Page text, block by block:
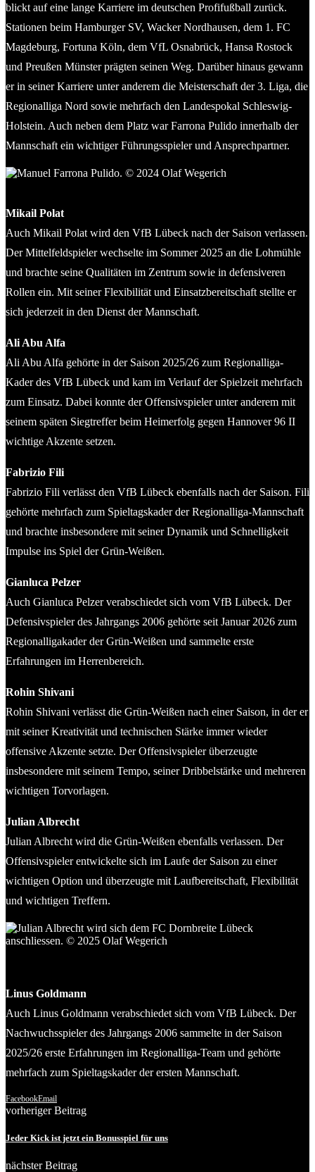
blickt auf eine lange Karriere im deutschen Profifußball zurück.
Stationen beim Hamburger SV, Wacker Nordhausen, dem 1. FC
Magdeburg, Fortuna Köln, dem VfL Osnabrück, Hansa Rostock
und Preußen Münster prägten seinen Weg. Darüber hinaus gewann
er in seiner Karriere unter anderem die Meisterschaft der 3. Liga, die
Regionalliga Nord sowie mehrfach den Landespokal Schleswig-
Holstein. Auch neben dem Platz war Farrona Pulido innerhalb der
Mannschaft ein wichtiger Führungsspieler und Ansprechpartner.
Mikail Polat
Auch Mikail Polat wird den VfB Lübeck nach der Saison verlassen.
Der Mittelfeldspieler wechselte im Sommer 2025 an die Lohmühle
und brachte seine Qualitäten im Zentrum sowie in defensiveren
Rollen ein. Mit seiner Flexibilität und Einsatzbereitschaft stellte er
sich jederzeit in den Dienst der Mannschaft.
Ali Abu Alfa
Ali Abu Alfa gehörte in der Saison 2025/26 zum Regionalliga-
Kader des VfB Lübeck und kam im Verlauf der Spielzeit mehrfach
zum Einsatz. Dabei konnte der Offensivspieler unter anderem mit
seinem späten Siegtreffer beim Heimerfolg gegen Hannover 96 II
wichtige Akzente setzen.
Fabrizio Fili
Fabrizio Fili verlässt den VfB Lübeck ebenfalls nach der Saison. Fili
gehörte mehrfach zum Spieltagskader der Regionalliga-Mannschaft
und brachte insbesondere mit seiner Dynamik und Schnelligkeit
Impulse ins Spiel der Grün-Weißen.
Gianluca Pelzer
Auch Gianluca Pelzer verabschiedet sich vom VfB Lübeck. Der
Defensivspieler des Jahrgangs 2006 gehörte seit Januar 2026 zum
Regionalligakader der Grün-Weißen und sammelte erste
Erfahrungen im Herrenbereich.
Rohin Shivani
Rohin Shivani verlässt die Grün-Weißen nach einer Saison, in der er
mit seiner Kreativität und technischen Stärke immer wieder
offensive Akzente setzte. Der Offensivspieler überzeugte
insbesondere mit seinem Tempo, seiner Dribbelstärke und mehreren
wichtigen Torvorlagen.
Julian Albrecht
Julian Albrecht wird die Grün-Weißen ebenfalls verlassen. Der
Offensivspieler entwickelte sich im Laufe der Saison zu einer
wichtigen Option und überzeugte mit Laufbereitschaft, Flexibilität
und wichtigen Treffern.
Linus Goldmann
Auch Linus Goldmann verabschiedet sich vom VfB Lübeck. Der
Nachwuchsspieler des Jahrgangs 2006 sammelte in der Saison
2025/26 erste Erfahrungen im Regionalliga-Team und gehörte
mehrfach zum Spieltagskader der ersten Mannschaft.
FacebookEmail
vorheriger Beitrag
Jeder Kick ist jetzt ein Bonusspiel für uns
nächster Beitrag